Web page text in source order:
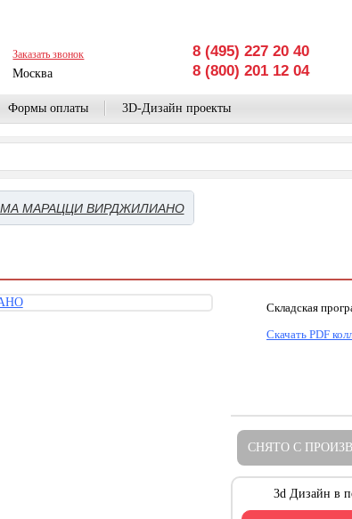
Заказать звонок
Москва
8 (495) 227 20 40
8 (800) 201 12 04
Формы оплаты 3D-Дизайн проекты
МАРАЦЦИ ВИРДЖИЛИАНО
Складская
Скачать PDF
СНЯТО С
3d Дизайн в